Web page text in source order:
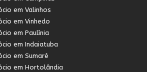
em Valinhos
em Vinhedo
em Paulínia
em Indaiatuba
em Sumaré
em Hortolândia